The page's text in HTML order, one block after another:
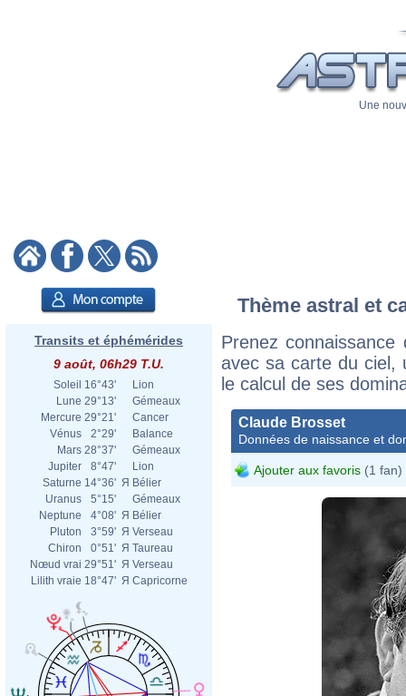
Une
Transits et éphémérides
9 août, 06h29 T.U.
Soleil 16°43'
Lion
Lune 29°13'
Gémeaux
Mercure 29°21'
Cancer
Vénus
2°29'
Balance
Mars 28°37'
Gémeaux
Jupiter
8°47'
Lion
Saturne 14°36' Я Bélier
Uranus
5°15'
Gémeaux
Neptune
4°08' Я Bélier
Pluton
3°59' Я Verseau
Chiron
0°51' Я Taureau
Nœud vrai 29°51' Я Verseau
Lilith vraie 18°47' Я Capricorne
Thème astral et
Prenez
avec sa carte du ciel,
le calcul de ses
Claude Brosset
Données de naissance et
Ajouter aux favoris (1 fan)